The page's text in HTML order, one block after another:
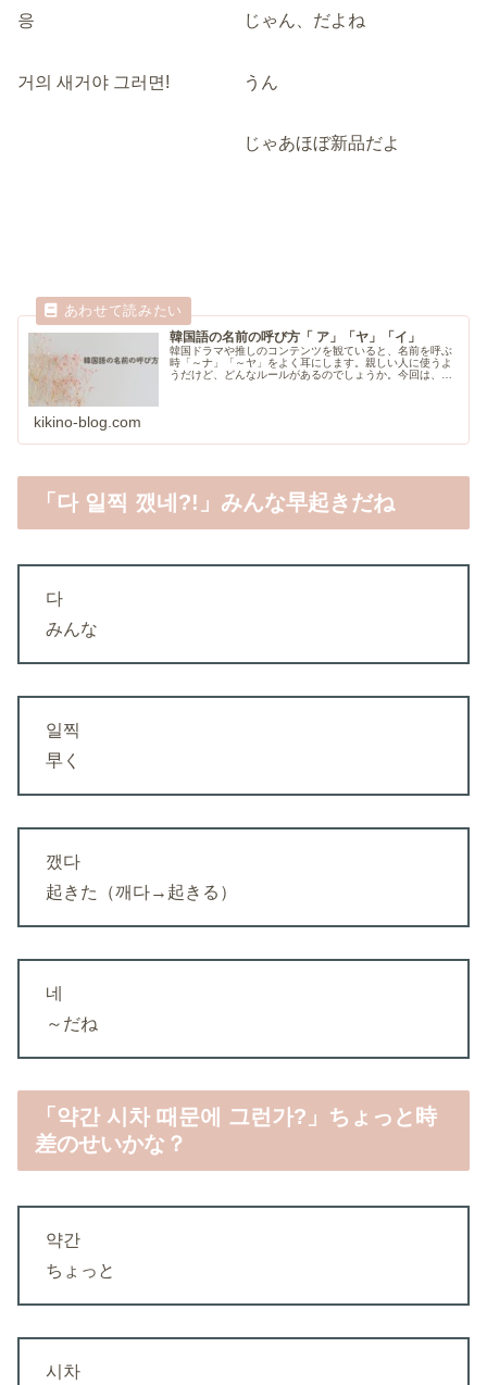
응
거의 새거야 그러면!
じゃん、だよね
うん
じゃあほぼ新品だよ
韓国語の名前の呼び方「 ア」「ヤ」「イ」
韓国ドラマや推しのコンテンツを観ていると、名前を呼ぶ
時「～ナ」「～ヤ」をよく耳にします。親しい人に使うよ
うだけど、どんなルールがあるのでしょうか。今回は、韓
kikino-blog.com
「다 일찍 깼네?!」みんな早起きだね
다
みんな
일찍
早く
깼다
起きた（깨다→起きる）
네
～だね
「약간 시차 때문에 그런가?」ちょっと時
差のせいかな？
약간
ちょっと
시차